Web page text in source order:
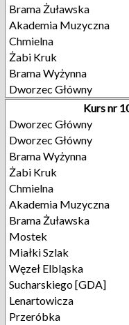
Brama Żuławska
Akademia Muzyczna
Chmielna
Żabi Kruk
Brama Wyżynna
Dworzec Główny
Kurs nr
Dworzec Główny
Dworzec Główny
Brama Wyżynna
Żabi Kruk
Chmielna
Akademia Muzyczna
Brama Żuławska
Mostek
Miałki Szlak
Węzeł Elbląska
Sucharskiego [GDA]
Lenartowicza
Przeróbka